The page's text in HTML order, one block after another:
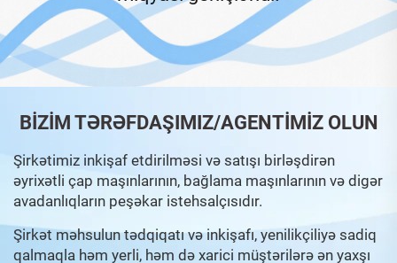
BIZIM TƏRƏFDAŞIMIZ/AGENTIMIZ OLUN
Şirkətimiz inkişaf etdirilməsi və satışı birləşdirən
əyrixətli çap maşınlarının, bağlama maşınlarının və digər
avadanlıqların peşəkar istehsalçısıdır.
Şirkət məhsulun tədqiqatı və inkişafı, yenilikçiliyə sadiq
qalmaqla həm yerli, həm də xarici müştərilərə ən yaxşı